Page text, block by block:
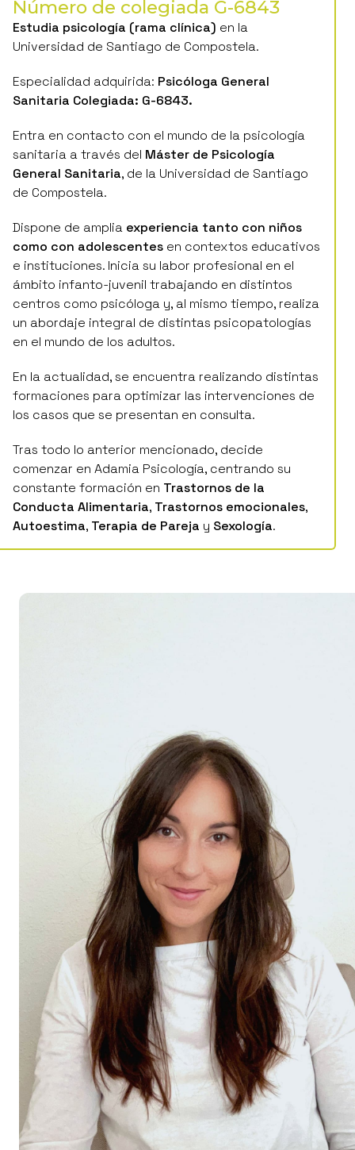
Estudia psicología (rama clínica) en la
Universidad de Santiago de Compostela.
Sanitaria Colegiada: G-6843.
sanitaria a través del Máster de Psicología
General Sanitaria , de la Universidad de Santiago
de Compostela.
como con adolescentesen contextos educativos
e instituciones. Inicia su labor profesional en el
ámbito infanto-juvenil trabajando en distintos
centros como psicóloga y, al mismo tiempo, realiza
un abordaje integral de distintas psicopatologías
en el mundo de los adultos.
formaciones para optimizar las intervenciones de
los casos que se presentan en consulta.
comenzar en Adamia Psicología, centrando su
constante formación enTrastornos de la
Conducta Alimentaria, Trastornos emocionales
Autoestima,Terapia de ParejaySexología.